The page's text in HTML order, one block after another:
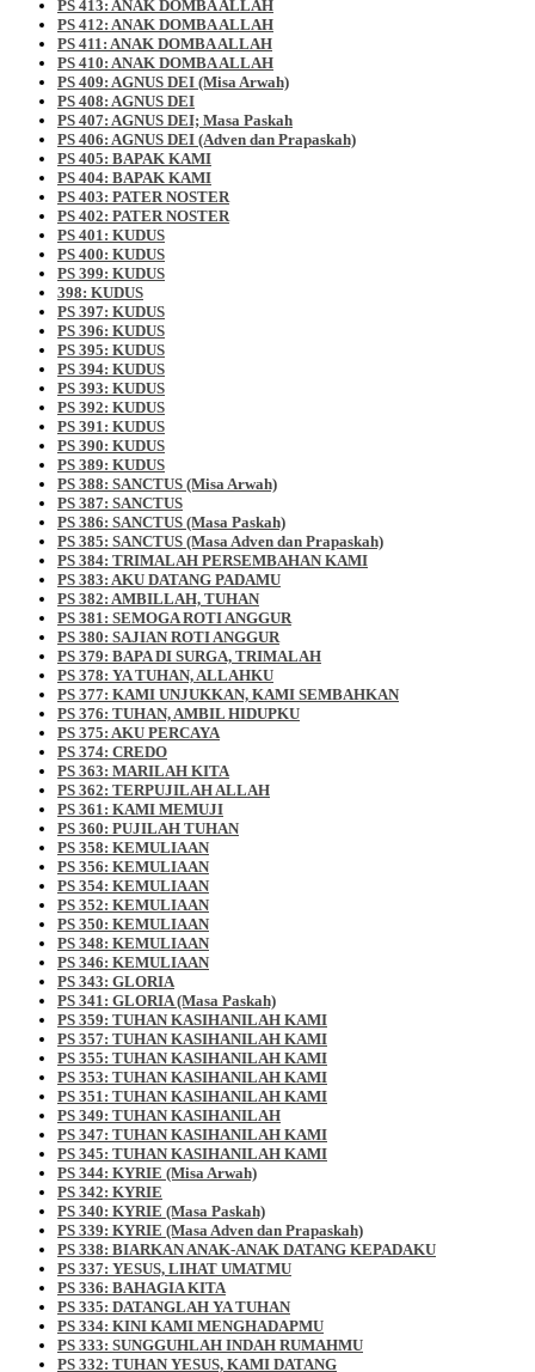
PS 413: ANAK DOMBA ALLAH
PS 412: ANAK DOMBA ALLAH
PS 411: ANAK DOMBA ALLAH
PS 410: ANAK DOMBA ALLAH
PS 409: AGNUS DEI (Misa Arwah)
PS 408: AGNUS DEI
PS 407: AGNUS DEI; Masa Paskah
PS 406: AGNUS DEI (Adven dan Prapaskah)
PS 405: BAPAK KAMI
PS 404: BAPAK KAMI
PS 403: PATER NOSTER
PS 402: PATER NOSTER
PS 401: KUDUS
PS 400: KUDUS
PS 399: KUDUS
398: KUDUS
PS 397: KUDUS
PS 396: KUDUS
PS 395: KUDUS
PS 394: KUDUS
PS 393: KUDUS
PS 392: KUDUS
PS 391: KUDUS
PS 390: KUDUS
PS 389: KUDUS
PS 388: SANCTUS (Misa Arwah)
PS 387: SANCTUS
PS 386: SANCTUS (Masa Paskah)
PS 385: SANCTUS (Masa Adven dan Prapaskah)
PS 384: TRIMALAH PERSEMBAHAN KAMI
PS 383: AKU DATANG PADAMU
PS 382: AMBILLAH, TUHAN
PS 381: SEMOGA ROTI ANGGUR
PS 380: SAJIAN ROTI ANGGUR
PS 379: BAPA DI SURGA, TRIMALAH
PS 378: YA TUHAN, ALLAHKU
PS 377: KAMI UNJUKKAN, KAMI SEMBAHKAN
PS 376: TUHAN, AMBIL HIDUPKU
PS 375: AKU PERCAYA
PS 374: CREDO
PS 363: MARILAH KITA
PS 362: TERPUJILAH ALLAH
PS 361: KAMI MEMUJI
PS 360: PUJILAH TUHAN
PS 358: KEMULIAAN
PS 356: KEMULIAAN
PS 354: KEMULIAAN
PS 352: KEMULIAAN
PS 350: KEMULIAAN
PS 348: KEMULIAAN
PS 346: KEMULIAAN
PS 343: GLORIA
PS 341: GLORIA (Masa Paskah)
PS 359: TUHAN KASIHANILAH KAMI
PS 357: TUHAN KASIHANILAH KAMI
PS 355: TUHAN KASIHANILAH KAMI
PS 353: TUHAN KASIHANILAH KAMI
PS 351: TUHAN KASIHANILAH KAMI
PS 349: TUHAN KASIHANILAH
PS 347: TUHAN KASIHANILAH KAMI
PS 345: TUHAN KASIHANILAH KAMI
PS 344: KYRIE (Misa Arwah)
PS 342: KYRIE
PS 340: KYRIE (Masa Paskah)
PS 339: KYRIE (Masa Adven dan Prapaskah)
PS 338: BIARKAN ANAK-ANAK DATANG KEPADAKU
PS 337: YESUS, LIHAT UMATMU
PS 336: BAHAGIA KITA
PS 335: DATANGLAH YA TUHAN
PS 334: KINI KAMI MENGHADAPMU
PS 333: SUNGGUHLAH INDAH RUMAHMU
PS 332: TUHAN YESUS, KAMI DATANG